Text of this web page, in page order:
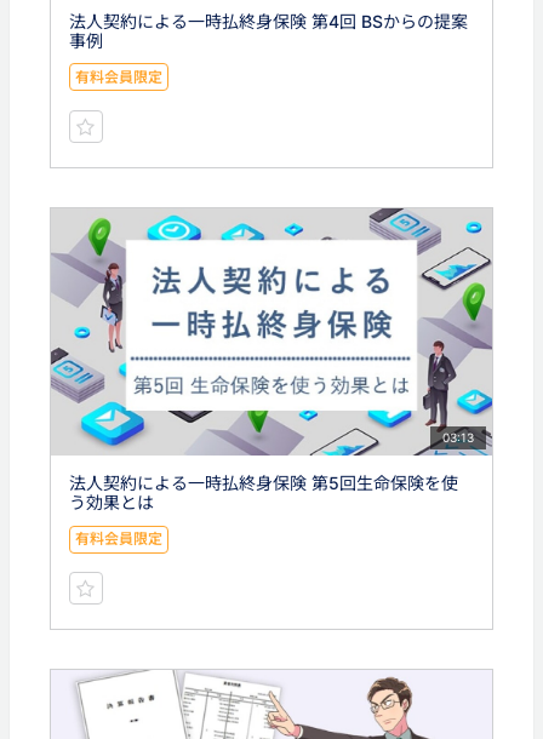
法人契約による一時払終身保険 第4回 BSからの提案
事例
有料会員限定
03:13
法人契約による一時払終身保険 第5回生命保険を使
う効果とは
有料会員限定